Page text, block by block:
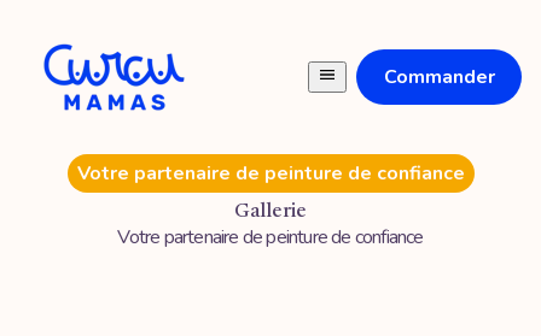
Commander
Votre partenaire de peinture de confiance
Gallerie
Votre partenaire de peinture de confiance